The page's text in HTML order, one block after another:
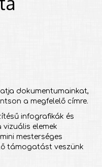
dokumentumainkat,
a megfelelő címre.
infografikák és
elemek
mesterséges
támogatást veszünk